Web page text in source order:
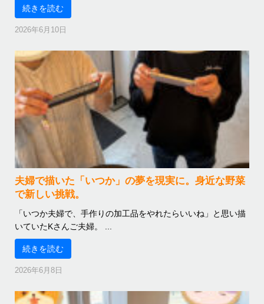
続きを読む
2026年6月10日
夫婦で描いた「いつか」の夢を現実に。身近な野菜
で新しい挑戦。
「いつか夫婦で、手作りの加工品をやれたらいいね」と思い描
いていたKさんご夫婦。 ...
続きを読む
2026年6月8日